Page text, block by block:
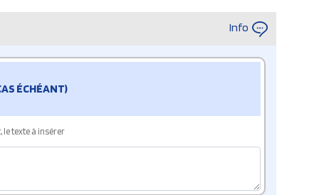
Info
ÉCHÉANT)
texte à insérer